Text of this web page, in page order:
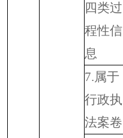
四类过
程性信
息
7.属于
行政执
法案卷